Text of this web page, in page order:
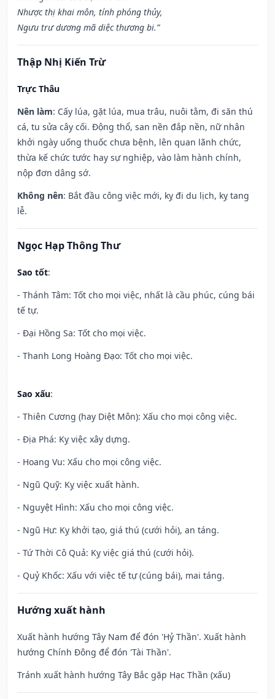
Nhược thị khai môn, tính phóng thủy,
Ngưu trư dương mã diệc thương bi.”
Thập Nhị Kiến Trừ
Trực Thâu
Nên làm: Cấy lúa, gặt lúa, mua trâu, nuôi tằm, đi săn thú
cá, tu sửa cây cối. Động thổ, san nền đắp nền, nữ nhân
khởi ngày uống thuốc chưa bệnh, lên quan lãnh chức,
thừa kế chức tước hay sự nghiệp, vào làm hành chính,
nộp đơn dâng sớ.
Không nên: Bắt đầu công việc mới, kỵ đi du lịch, kỵ tang
lễ.
Ngọc Hạp Thông Thư
Sao tốt:
- Thánh Tâm: Tốt cho mọi việc, nhất là cầu phúc, cúng bái
tế tự.
- Đại Hồng Sa: Tốt cho mọi việc.
- Thanh Long Hoàng Đạo: Tốt cho mọi việc.
Sao xấu:
- Thiên Cương (hay Diệt Môn): Xấu cho mọi công việc.
- Địa Phá: Kỵ việc xây dựng.
- Hoang Vu: Xấu cho mọi công việc.
- Ngũ Quỹ: Kỵ việc xuất hành.
- Nguyệt Hình: Xấu cho mọi công việc.
- Ngũ Hư: Kỵ khởi tạo, giá thú (cưới hỏi), an táng.
- Tứ Thời Cô Quả: Kỵ việc giá thú (cưới hỏi).
- Quỷ Khốc: Xấu với việc tế tự (cúng bái), mai táng.
Hướng xuất hành
Xuất hành hướng Tây Nam để đón 'Hỷ Thần'. Xuất hành
hướng Chính Đông để đón 'Tài Thần'.
Tránh xuất hành hướng Tây Bắc gặp Hạc Thần (xấu)